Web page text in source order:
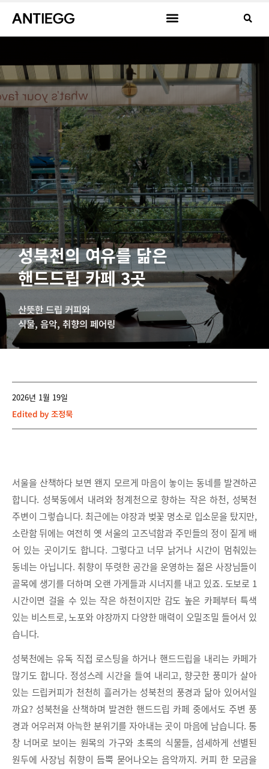
성북천의 여유를 닮은
핸드드립 카페 3곳
산뜻한 드립 커피와
식물, 음악, 취향의 페어링
2026년 1월 19일
Edited by 조정묵
서울을 산책하다 보면 왠지 모르게 마음이 놓이는 동네를 발견하곤
합니다. 성북동에서 내려와 청계천으로 향하는 작은 하천, 성북천
주변이 그렇습니다. 최근에는 야장과 벚꽃 명소로 입소문을 탔지만,
소란함 뒤에는 여전히 옛 서울의 고즈넉함과 주민들의 정이 짙게 배
어 있는 곳이기도 합니다. 그렇다고 너무 낡거나 시간이 멈춰있는
동네는 아닙니다. 취향이 뚜렷한 공간을 운영하는 젊은 사장님들이
골목에 생기를 더하며 오랜 가게들과 시너지를 내고 있죠. 도보로 1
시간이면 걸을 수 있는 작은 하천이지만 감도 높은 카페부터 특색
있는 비스트로, 노포와 야장까지 다양한 매력이 오밀조밀 들어서 있
습니다.
성북천에는 유독 직접 로스팅을 하거나 핸드드립을 내리는 카페가
많기도 합니다. 정성스레 시간을 들여 내리고, 향긋한 풍미가 살아
있는 드립커피가 천천히 흘러가는 성북천의 풍경과 닮아 있어서일
까요? 성북천을 산책하며 발견한 핸드드립 카페 중에서도 주변 풍
경과 어우러져 아늑한 분위기를 자아내는 곳이 마음에 남습니다. 통
창 너머로 보이는 원목의 가구와 초록의 식물들, 섬세하게 선별된
원두에 사장님 취향이 듬뿍 묻어나오는 음악까지. 커피 한 모금을